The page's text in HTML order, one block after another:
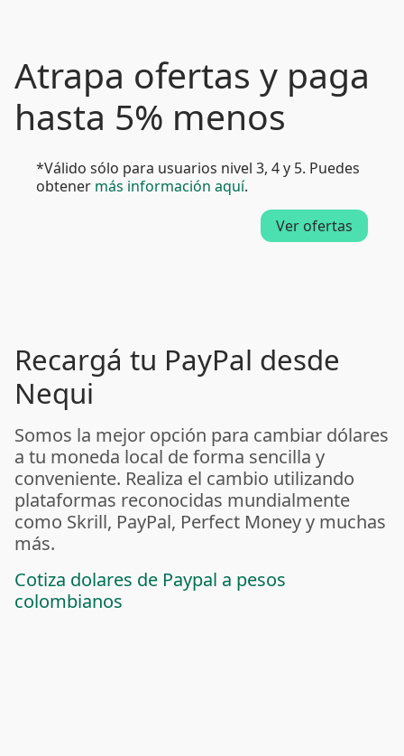
Atrapa ofertas y paga
hasta 5% menos
*Válido sólo para usuarios nivel 3, 4 y 5. Puedes
obtener más información aquí.
Ver ofertas
Recargá tu PayPal desde
Nequi
Somos la mejor opción para cambiar dólares
a tu moneda local de forma sencilla y
conveniente. Realiza el cambio utilizando
plataformas reconocidas mundialmente
como Skrill, PayPal, Perfect Money y muchas
más.
Cotiza dolares de Paypal a pesos
colombianos